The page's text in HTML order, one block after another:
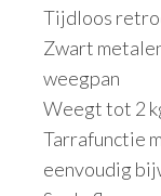
Tijdloos
Zwart
weegpan
Weegt tot 2
Tarrafunctie
eenvoudig